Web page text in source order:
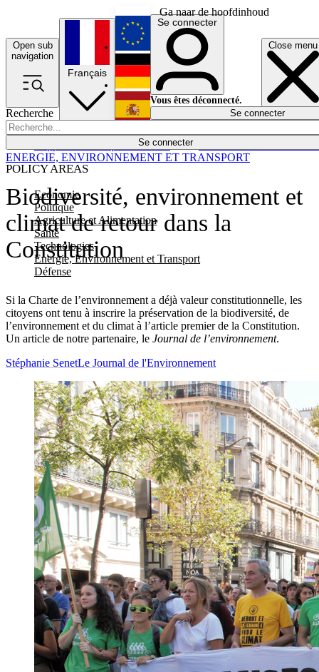
Ga naar de hoofdinhoud
Open sub
navigation
Close menu
Recherche
Se connecter
POLICY AREAS
Economie
Politique
Agriculture et Alimentation
Santé
Technologies
Energie, Environnement et Transport
Défense
Économie
Français
English
Deutsch
Español
Se connecter
Vous êtes déconnecté.
Se connecter
Biodiversité, environnement et
climat de retour dans la
Constitution
Si la Charte de l’environnement a déjà valeur constitutionnelle, les
citoyens ont tenu à inscrire la préservation de la biodiversité, de
l’environnement et du climat à l’article premier de la Constitution.
Un article de notre partenaire, le Journal de l’environnement.
ENERGIE, ENVIRONNEMENT ET TRANSPORT
Stéphanie SenetLe Journal de l'Environnement